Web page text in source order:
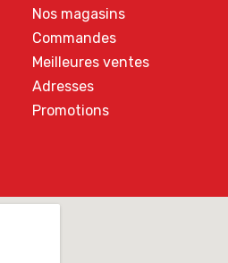
Nos magasins
Commandes
Meilleures ventes
Adresses
Promotions